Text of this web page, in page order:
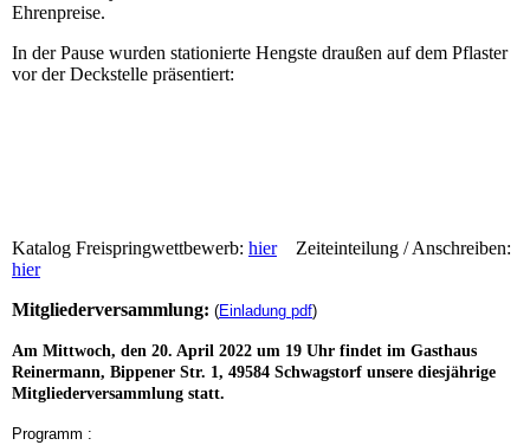
Ehrenpreise.
In der Pause wurden stationierte Hengste draußen auf dem Pflaster
vor der Deckstelle präsentiert:
Katalog Freispringwettbewerb: hierZeiteinteilung / Anschreiben:
hier
Mitgliederversammlung: (Einladung pdf)
Am Mittwoch, den 20. April 2022 um 19 Uhr findet im Gasthaus
Reinermann, Bippener Str. 1, 49584 Schwagstorf unsere diesjährige
Mitgliederversammlung statt.
Programm :